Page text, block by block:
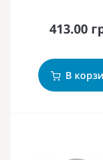
413.00
В